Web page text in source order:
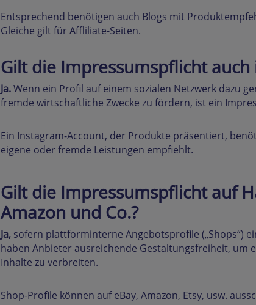
Entsprechend benötigen auch Blogs mit
Gleiche gilt für Affliliate-Seiten.
Gilt die Impressumspflicht
Ja.Wenn ein Profil auf einem sozialen Netzwerk dazu
fremde wirtschaftliche Zwecke zu fördern, ist ein
Ein Instagram-Account, der Produkte präsentiert,
eigene oder fremde Leistungen empfiehlt.
Gilt die Impressumspflicht auf
Amazon und Co.?
Ja, sofern plattforminterne Angebotsprofile („Shops“)
haben Anbieter ausreichende Gestaltungsfreiheit, um
Inhalte zu verbreiten.
Shop-Profile können auf eBay, Amazon, Etsy, usw.